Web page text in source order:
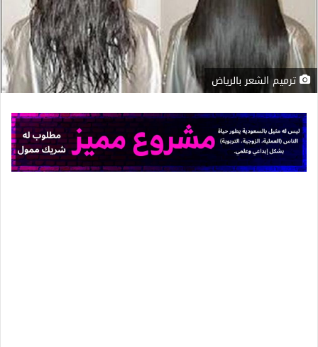
ترميم الشعر بالرياض